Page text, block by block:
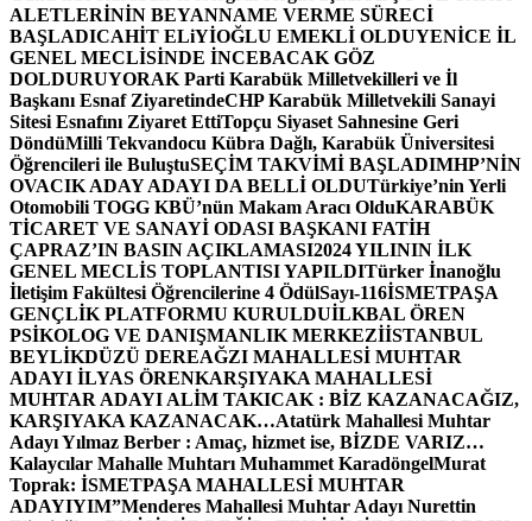
ALETLERİNİN BEYANNAME VERME SÜRECİ
BAŞLADICAHİT ELiYİOĞLU EMEKLİ OLDUYENİCE İL
GENEL MECLİSİNDE İNCEBACAK GÖZ
DOLDURUYORAK Parti Karabük Milletvekilleri ve İl
Başkanı Esnaf ZiyaretindeCHP Karabük Milletvekili Sanayi
Sitesi Esnafını Ziyaret EttiTopçu Siyaset Sahnesine Geri
DöndüMilli Tekvandocu Kübra Dağlı, Karabük Üniversitesi
Öğrencileri ile BuluştuSEÇİM TAKVİMİ BAŞLADIMHP’NİN
OVACIK ADAY ADAYI DA BELLİ OLDUTürkiye’nin Yerli
Otomobili TOGG KBÜ’nün Makam Aracı OlduKARABÜK
TİCARET VE SANAYİ ODASI BAŞKANI FATİH
ÇAPRAZ’IN BASIN AÇIKLAMASI2024 YILININ İLK
GENEL MECLİS TOPLANTISI YAPILDITürker İnanoğlu
İletişim Fakültesi Öğrencilerine 4 ÖdülSayı-116İSMETPAŞA
GENÇLİK PLATFORMU KURULDUİLKBAL ÖREN
PSİKOLOG VE DANIŞMANLIK MERKEZİİSTANBUL
BEYLİKDÜZÜ DEREAĞZI MAHALLESİ MUHTAR
ADAYI İLYAS ÖRENKARŞIYAKA MAHALLESİ
MUHTAR ADAYI ALİM TAKICAK : BİZ KAZANACAĞIZ,
KARŞIYAKA KAZANACAK…Atatürk Mahallesi Muhtar
Adayı Yılmaz Berber : Amaç, hizmet ise, BİZDE VARIZ…
Kalaycılar Mahalle Muhtarı Muhammet KaradöngelMurat
Toprak: İSMETPAŞA MAHALLESİ MUHTAR
ADAYIYIM”Menderes Mahallesi Muhtar Adayı Nurettin